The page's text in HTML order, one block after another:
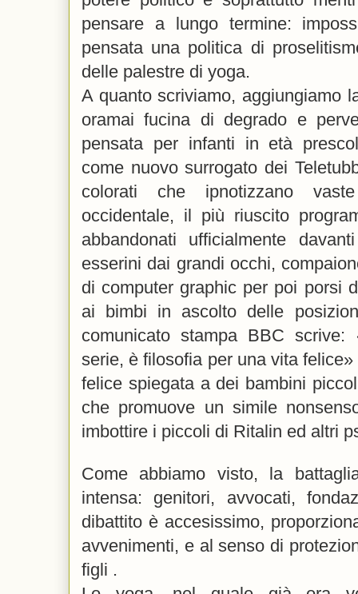
pensare a lungo termine:
pensata una politica di
delle palestre di yoga.
A quanto scriviamo, aggiungiamo
oramai fucina di degrado e
pensata per infanti in età
come nuovo surrogato dei
colorati che ipnotizzano
occidentale, il più riuscito
abbandonati ufficialmente
esserini dai grandi occhi,
di computer graphic per poi porsi
ai bimbi in ascolto delle
comunicato stampa BBC
serie, è filosofia per una vita
felice spiegata a dei bambini
che promuove un simile
imbottire i piccoli di Ritalin ed altri
Come abbiamo visto, la
intensa: genitori, avvocati,
dibattito è accesissimo,
avvenimenti, e al senso di
figli .